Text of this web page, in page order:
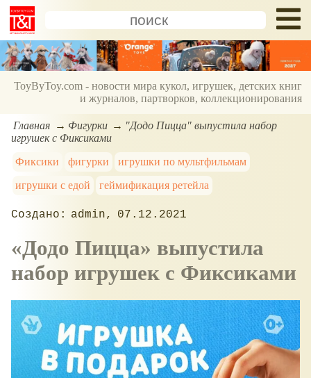
ToyByToy.com - новости мира кукол, игрушек, детских книг
и журналов, партворков, коллекционирования
Главная Фигурки
"Додо Пицца" выпустила набор
игрушек с Фиксиками
Фиксики
фигурки
игрушки по мультфильмам
игрушки с едой
геймификация ретейла
admin 07.12.2021
Додо Пицца
выпустила
набор игрушек с Фиксиками